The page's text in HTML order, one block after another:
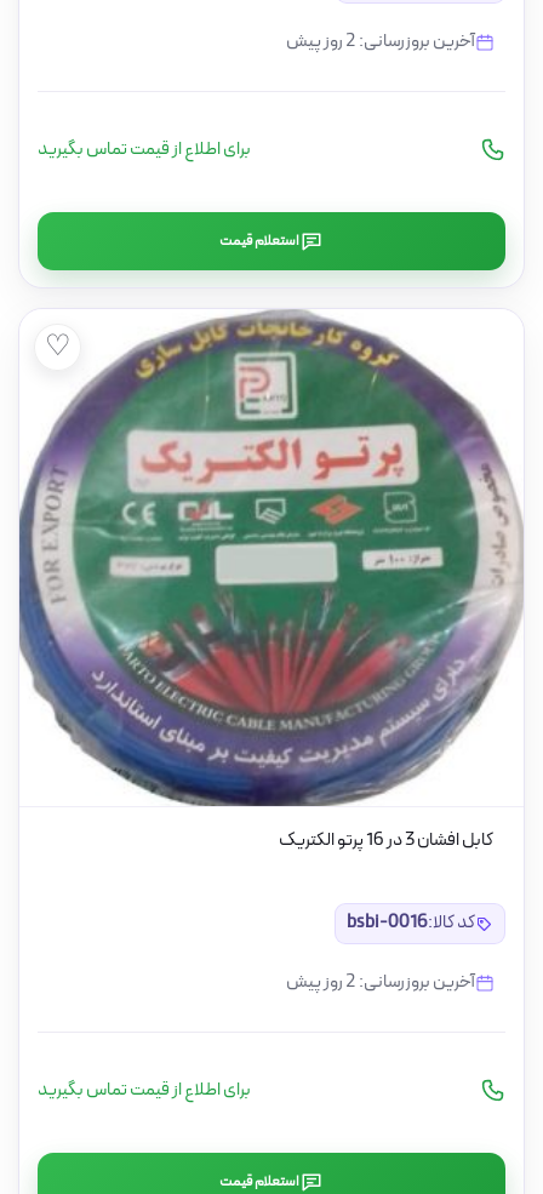
آخرین بروزرسانی: 2 روز پیش
برای اطلاع از قیمت تماس بگیرید
استعلام قیمت
♡
کابل افشان 3 در 16 پرتو الکتریک
کد کالا:bsbi-0016
آخرین بروزرسانی: 2 روز پیش
برای اطلاع از قیمت تماس بگیرید
استعلام قیمت